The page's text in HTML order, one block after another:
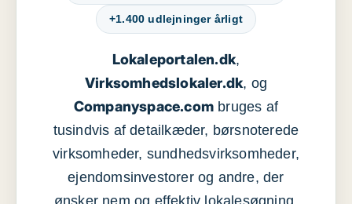
+1.400 udlejninger årligt
Lokaleportalen.dk,
Virksomhedslokaler.dk, og
Companyspace.com bruges af
tusindvis af detailkæder, børsnoterede
virksomheder, sundhedsvirksomheder,
ejendomsinvestorer og andre, der
ønsker nem og effektiv lokalesøgning,